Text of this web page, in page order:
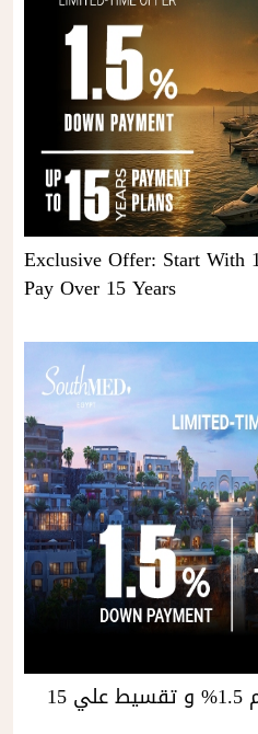
Exclusive Offer: Start With
Pay Over 15 Years
عرض لفترة محدودة مقدم 1.5% و تقسيط علي 15